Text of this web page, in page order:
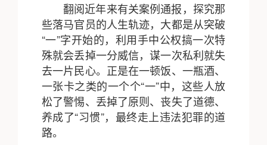
翻阅近年来有关案例通报，探究那
些落马官员的人生轨迹，大都是从突破
“一”字开始的，利用手中公权搞一次特
殊就会丢掉一分威信，谋一次私利就失
去一片民心。正是在一顿饭、一瓶酒、
一张卡之类的一个个“一”中，这些人放
松了警惕、丢掉了原则、丧失了道德、
养成了“习惯”，最终走上违法犯罪的道
路。